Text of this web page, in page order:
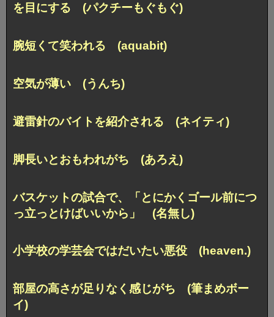
を目にする (パクチーもぐもぐ)
腕短くて笑われる (aquabit)
空気が薄い (うんち)
避雷針のバイトを紹介される (ネイティ)
脚長いとおもわれがち (あろえ)
バスケットの試合で、
「とにかくゴール前につ
っ立っとけばいいから」 (名無し)
小学校の学芸会ではだいたい悪役 (heaven.)
部屋の高さが足りなく感じがち (筆まめボー
イ)